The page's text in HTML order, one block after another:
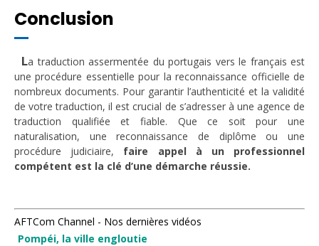
Conclusion
La traduction assermentée du portugais vers le français est
une procédure essentielle pour la reconnaissance officielle de
nombreux documents. Pour garantir l’authenticité et la validité
de votre traduction, il est crucial de s’adresser à une agence de
traduction qualifiée et fiable. Que ce soit pour une
naturalisation, une reconnaissance de diplôme ou une
procédure judiciaire, faire appel à un professionnel
compétent est la clé d’une démarche réussie.
AFTCom Channel - Nos dernières vidéos
Pompéi, la ville engloutie